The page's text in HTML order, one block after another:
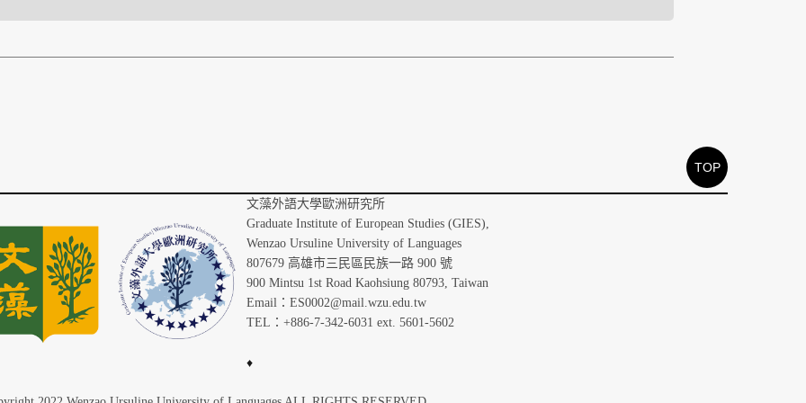
文藻外語大學歐洲研究所
Graduate Institute of European Studies (GIES),
Wenzao Ursuline University of Languages
807679 高雄市三民區民族一路 900 號
900 Mintsu 1st Road Kaohsiung 80793, Taiwan
Email：ES0002@mail.wzu.edu.tw
TEL：+886-7-342-6031 ext. 5601-5602
♦
TOP